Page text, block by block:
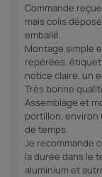
Commande
mais colis
emballé.
Montage simple
repérées,
notice claire, un
Très bonne
Assemblage et
portillon, environ
de temps.
Je recommande
la durée dans le
aluminium et